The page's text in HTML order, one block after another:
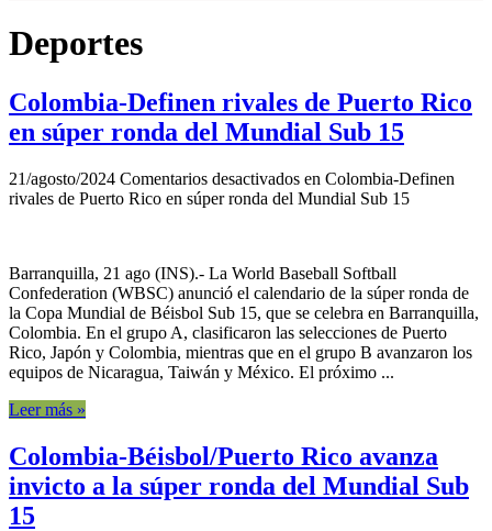
Deportes
Colombia-Definen rivales de Puerto Rico
en súper ronda del Mundial Sub 15
21/agosto/2024 Comentarios desactivados en Colombia-Definen
rivales de Puerto Rico en súper ronda del Mundial Sub 15
Barranquilla, 21 ago (INS).- La World Baseball Softball
Confederation (WBSC) anunció el calendario de la súper ronda de
la Copa Mundial de Béisbol Sub 15, que se celebra en Barranquilla,
Colombia. En el grupo A, clasificaron las selecciones de Puerto
Rico, Japón y Colombia, mientras que en el grupo B avanzaron los
equipos de Nicaragua, Taiwán y México. El próximo ...
Leer más »
Colombia-Béisbol/Puerto Rico avanza
invicto a la súper ronda del Mundial Sub
15